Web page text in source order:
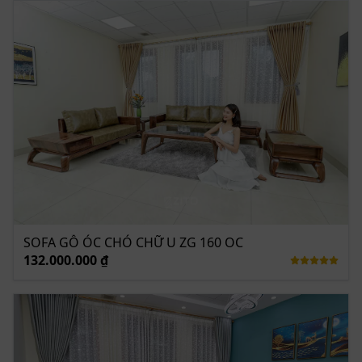
cấp các sản phẩm nội thất gia đình cao cấp. Với ưu thế
trực tiếp thiết kế và thi công sản xuất nên quý khách
hàng có thể hoàn toàn yên tâm về chất lượng cũng
như chế độ hậu mãi khi mua sản phẩm.
Ngoài ra ZITO hỗ trợ chương trình trả góp lên tới 70%
với lãi suất 0% và bảo hành sản phẩm 2 năm, bảo trì
vĩnh viễn.
Bên cạnh đó khách hàng sẽ được miễn phí vận chuyển
chuyển cho các khách hàng ngoại tỉnh.
Nội thất ZITO – nơi thể hiện sự tinh tế, đẳng cấp cho
Hình ảnh, video thực tế bàn giao bộ sofa gỗ óc chó
ZG 160 tại nhà khách:
SOFA GỖ ÓC CHÓ CHỮ U ZG 160 OC
132.000.000 ₫